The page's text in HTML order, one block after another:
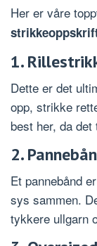
Her er våre
1.
Dette er det
opp, strikke
best her, da
2.
Et pannebånd
sys sammen.
tykkere ullgarn